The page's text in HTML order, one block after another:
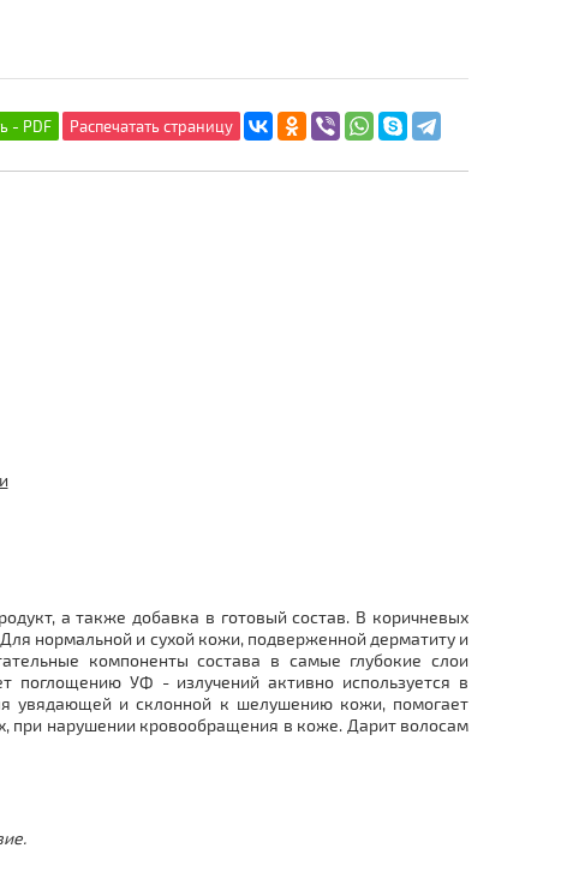
а также добавка в готовый состав. В коричневых
нормальной и сухой кожи, подверженной дерматиту и
компоненты состава в самые глубокие слои
поглощению УФ - излучений активно используется в
увядающей и склонной к шелушению кожи, помогает
при нарушении кровообращения в коже. Дарит волосам
.